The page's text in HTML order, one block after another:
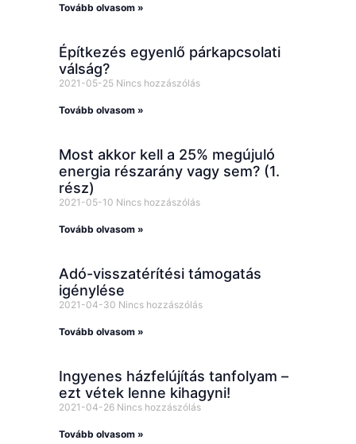
Tovább olvasom »
Építkezés egyenlő párkapcsolati
válság?
2021-05-25 Nincs hozzászólás
Tovább olvasom »
Most akkor kell a 25% megújuló
energia részarány vagy sem? (1.
rész)
2021-05-10 Nincs hozzászólás
Tovább olvasom »
Adó-visszatérítési támogatás
igénylése
2021-04-30 Nincs hozzászólás
Tovább olvasom »
Ingyenes házfelújítás tanfolyam –
ezt vétek lenne kihagyni!
2021-04-26 Nincs hozzászólás
Tovább olvasom »